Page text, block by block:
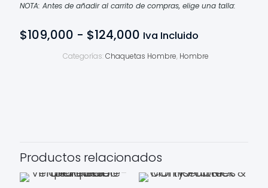
NOTA: Antes de añadir al carrito de compras, elige una talla:
$109,000 - $124,000 Rango
precios:
Iva Incluido
Categorías:Chaquetas Hombre, Hombre
Productos relacionados